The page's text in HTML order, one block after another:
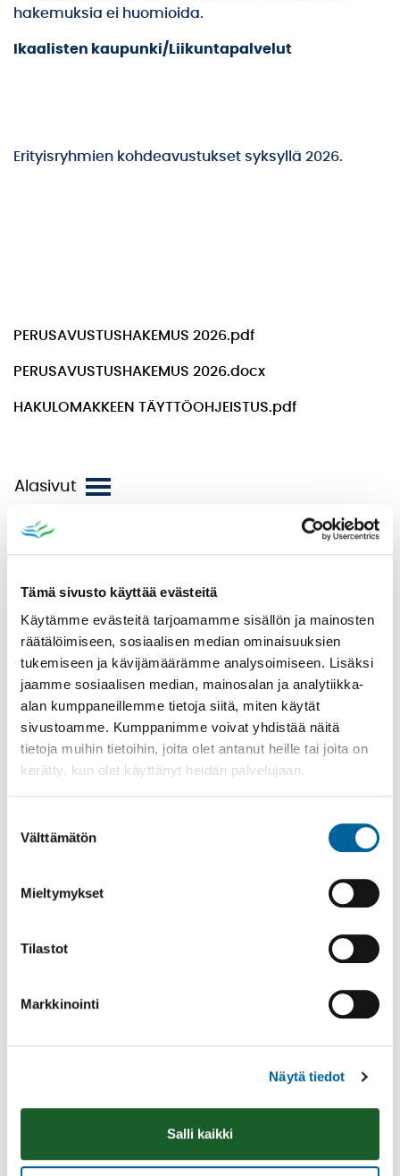
Tämä sivusto käyttää evästeitä
Käytämme evästeitä tarjoamamme sisällön ja mainosten
räätälöimiseen, sosiaalisen median ominaisuuksien
tukemiseen ja kävijämäärämme analysoimiseen. Lisäksi
jaamme sosiaalisen median, mainosalan ja analytiikka-
alan kumppaneillemme tietoja siitä, miten käytät
sivustoamme. Kumppanimme voivat yhdistää näitä
tietoja muihin tietoihin, joita olet antanut heille tai joita on
kerätty, kun olet käyttänyt heidän palvelujaan.
valinta
Välttämätön
Mieltymykset
Tilastot
Markkinointi
Näytä tiedot
Salli kaikki
KIRJASTO
LIIKUNTAPAIKAT JA ULKOILU
LIIKUNTAPALVELUT
AJANKOHTAISTA
AVUSTUKSET
LIIKUNTANEUVONTA
LIIKUNTAVINKKEJÄ OMATOIMISEEN LIIKKUMISEEN
URHEILUSEURAT
NUORISOPALVELUT
TAPAHTUMAKALENTERI
VENEPAIKAT
hakemuksia ei huomioida.
Ikaalisten kaupunki/Liikuntapalvelut
Erityisryhmien kohdeavustukset syksyllä 2026.
PERUSAVUSTUSHAKEMUS 2026.pdf
PERUSAVUSTUSHAKEMUS 2026.docx
HAKULOMAKKEEN TÄYTTÖOHJEISTUS.pdf
korjattavaa?